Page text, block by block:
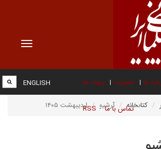
Toggle
ما عضویت پیوند ها
تماس با ما RSS
ENGLISH
کتابخانه آرشیو اردیبهشت ۱۴۰۵